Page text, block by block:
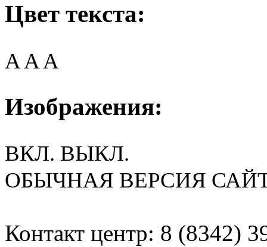
Цвет текста:
AAA
Изображения:
ВКЛ. ВЫКЛ.
ОБЫЧНАЯ ВЕРСИЯ
Контакт центр: 8 (8342)